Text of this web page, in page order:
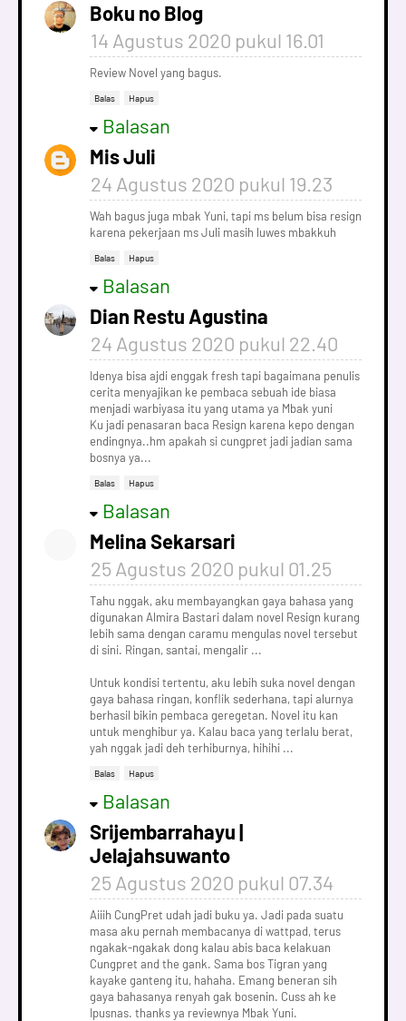
Boku no Blog
14 Agustus 2020 pukul 16.01
Review Novel yang bagus.
Balas Hapus
Balasan
Mis Juli
24 Agustus 2020 pukul 19.23
Wah bagus juga mbak Yuni, tapi ms belum bisa resign
karena pekerjaan ms Juli masih luwes mbakkuh
Balas Hapus
Balasan
Dian Restu Agustina
24 Agustus 2020 pukul 22.40
Idenya bisa ajdi enggak fresh tapi bagaimana penulis
cerita menyajikan ke pembaca sebuah ide biasa
menjadi warbiyasa itu yang utama ya Mbak yuni
Ku jadi penasaran baca Resign karena kepo dengan
endingnya..hm apakah si cungpret jadi jadian sama
bosnya ya...
Balas Hapus
Balasan
Melina Sekarsari
25 Agustus 2020 pukul 01.25
Tahu nggak, aku membayangkan gaya bahasa yang
digunakan Almira Bastari dalam novel Resign kurang
lebih sama dengan caramu mengulas novel tersebut
di sini. Ringan, santai, mengalir ...
Untuk kondisi tertentu, aku lebih suka novel dengan
gaya bahasa ringan, konflik sederhana, tapi alurnya
berhasil bikin pembaca geregetan. Novel itu kan
untuk menghibur ya. Kalau baca yang terlalu berat,
yah nggak jadi deh terhiburnya, hihihi ...
Balas Hapus
Balasan
Srijembarrahayu |
Jelajahsuwanto
25 Agustus 2020 pukul 07.34
Aiiih CungPret udah jadi buku ya. Jadi pada suatu
masa aku pernah membacanya di wattpad, terus
ngakak-ngakak dong kalau abis baca kelakuan
Cungpret and the gank. Sama bos Tigran yang
kayake ganteng itu, hahaha. Emang beneran sih
gaya bahasanya renyah gak bosenin. Cuss ah ke
Ipusnas. thanks ya reviewnya Mbak Yuni.